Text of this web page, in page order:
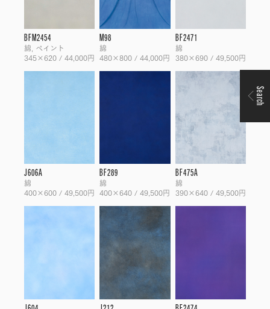
BFM2454
綿, ペイント
345×620 / 44,000円
M98
綿
480×800 / 44,000円
BF2471
綿
380×690 / 49,500円
J606A
綿
400×600 / 49,500円
BF289
綿
400×640 / 49,500円
BF475A
綿
390×640 / 49,500円
Search